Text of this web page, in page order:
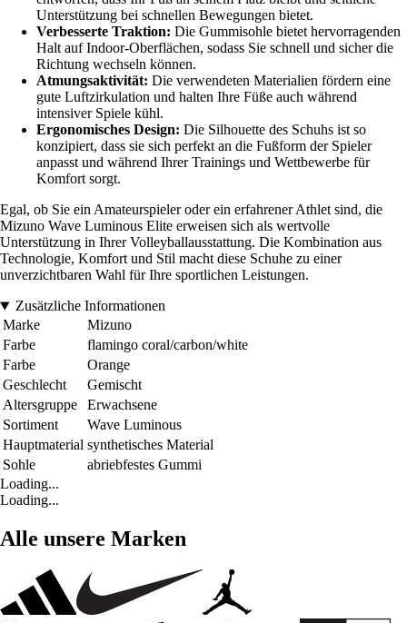
Unterstützung bei schnellen Bewegungen bietet.
Verbesserte Traktion: Die Gummisohle bietet hervorragenden
Halt auf Indoor-Oberflächen, sodass Sie schnell und sicher die
Richtung wechseln können.
Atmungsaktivität: Die verwendeten Materialien fördern eine
gute Luftzirkulation und halten Ihre Füße auch während
intensiver Spiele kühl.
Ergonomisches Design: Die Silhouette des Schuhs ist so
konzipiert, dass sie sich perfekt an die Fußform der Spieler
anpasst und während Ihrer Trainings und Wettbewerbe für
Komfort sorgt.
Egal, ob Sie ein Amateurspieler oder ein erfahrener Athlet sind, die
Mizuno Wave Luminous Elite erweisen sich als wertvolle
Unterstützung in Ihrer Volleyballausstattung. Die Kombination aus
Technologie, Komfort und Stil macht diese Schuhe zu einer
unverzichtbaren Wahl für Ihre sportlichen Leistungen.
Zusätzliche Informationen
Marke
Mizuno
Farbe
flamingo coral/carbon/white
Farbe
Orange
Geschlecht
Gemischt
Altersgruppe
Erwachsene
Sortiment
Wave Luminous
Hauptmaterial synthetisches Material
Sohle
abriebfestes Gummi
Loading...
Loading...
Alle unsere Marken